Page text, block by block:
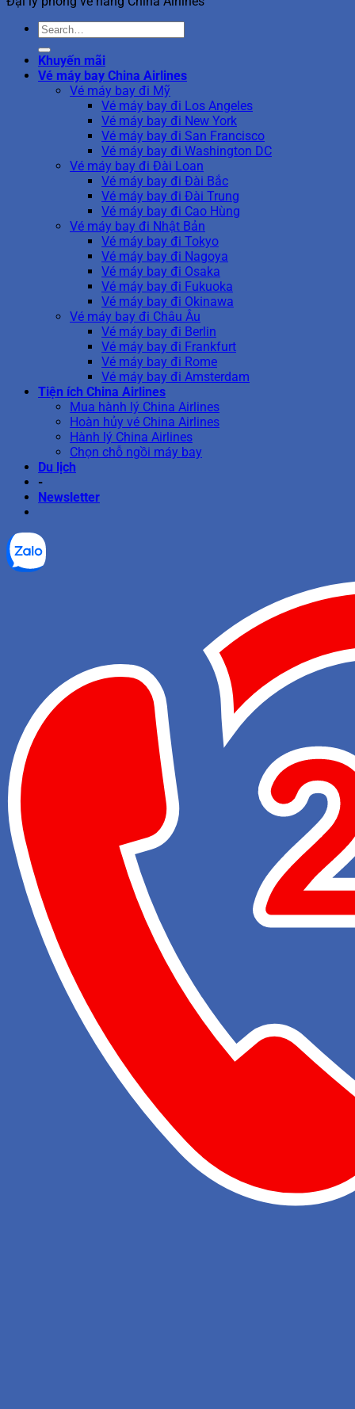
Khuyến mãi
Vé máy bay China Airlines
Vé máy bay đi Mỹ
Vé máy bay đi Los Angeles
Vé máy bay đi New York
Vé máy bay đi San Francisco
Vé máy bay đi Washington DC
Vé máy bay đi Đài Loan
Vé máy bay đi Đài Bắc
Vé máy bay đi Đài Trung
Vé máy bay đi Cao Hùng
Vé máy bay đi Nhật Bản
Vé máy bay đi Tokyo
Vé máy bay đi Nagoya
Vé máy bay đi Osaka
Vé máy bay đi Fukuoka
Vé máy bay đi Okinawa
Vé máy bay đi Châu Âu
Vé máy bay đi Berlin
Vé máy bay đi Frankfurt
Vé máy bay đi Rome
Vé máy bay đi Amsterdam
Tiện ích China Airlines
Mua hành lý China Airlines
Hoàn hủy vé China Airlines
Hành lý China Airlines
Chọn chỗ ngồi máy bay
Du lịch
-
Newsletter